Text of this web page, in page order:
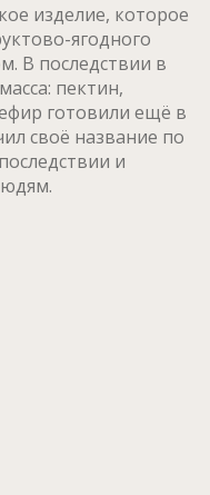
изделие, которое
ягодного
В последствии в
пектин,
готовили ещё в
своё название по
и